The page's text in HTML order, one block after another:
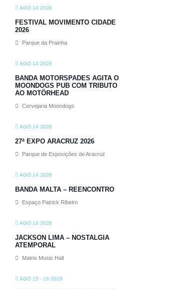
AGO 14 2026
FESTIVAL MOVIMENTO CIDADE
2026
Parque da Prainha
AGO 14 2026
BANDA MOTORSPADES AGITA O
MOONDOGS PUB COM TRIBUTO
AO MOTÖRHEAD
Cervejaria Moondogs
AGO 14 2026
27ª EXPO ARACRUZ 2026
Parque de Exposições de Aracruz
AGO 14 2026
BANDA MALTA – REENCONTRO
Espaço Patrick Ribeiro
AGO 14 2026
JACKSON LIMA – NOSTALGIA
ATEMPORAL
Matrix Music Hall
AGO 15 - 16 2026